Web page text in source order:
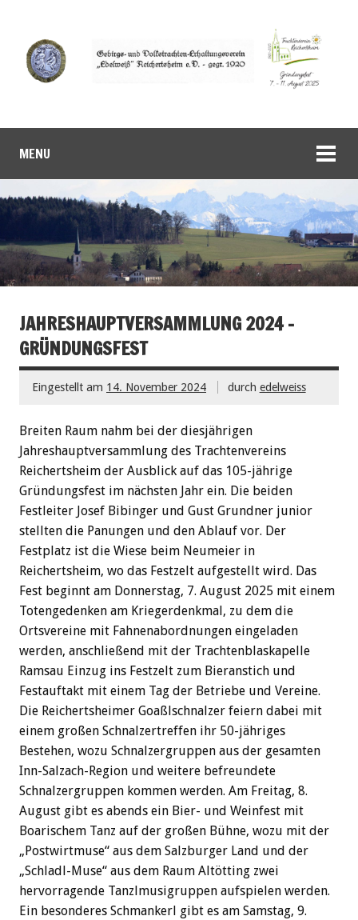
MENU
JAHRESHAUPTVERSAMMLUNG 2024 –
GRÜNDUNGSFEST
Eingestellt am 14. November 2024 durch edelweiss
Breiten Raum nahm bei der diesjährigen
Jahreshauptversammlung des Trachtenvereins
Reichertsheim der Ausblick auf das 105-jährige
Gründungsfest im nächsten Jahr ein. Die beiden
Festleiter Josef Bibinger und Gust Grundner junior
stellten die Panungen und den Ablauf vor. Der
Festplatz ist die Wiese beim Neumeier in
Reichertsheim, wo das Festzelt aufgestellt wird. Das
Fest beginnt am Donnerstag, 7. August 2025 mit einem
Totengedenken am Kriegerdenkmal, zu dem die
Ortsvereine mit Fahnenabordnungen eingeladen
werden, anschließend mit der Trachtenblaskapelle
Ramsau Einzug ins Festzelt zum Bieranstich und
Festauftakt mit einem Tag der Betriebe und Vereine.
Die Reichertsheimer Goaßlschnalzer feiern dabei mit
einem großen Schnalzertreffen ihr 50-jähriges
Bestehen, wozu Schnalzergruppen aus der gesamten
Inn-Salzach-Region und weitere befreundete
Schnalzergruppen kommen werden. Am Freitag, 8.
August gibt es abends ein Bier- und Weinfest mit
Boarischem Tanz auf der großen Bühne, wozu mit der
„Postwirtmuse“ aus dem Salzburger Land und der
„Schladl-Muse“ aus dem Raum Altötting zwei
hervorragende Tanzlmusigruppen aufspielen werden.
Ein besonderes Schmankerl gibt es am Samstag, 9.